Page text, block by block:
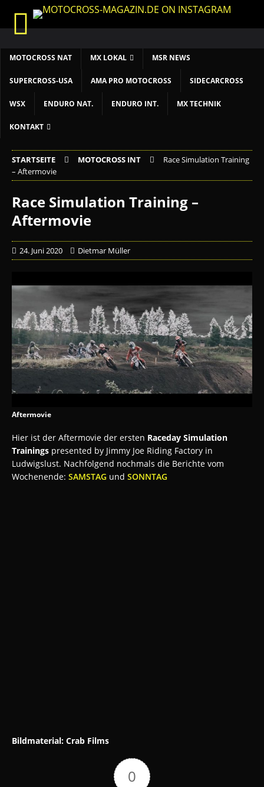
START LIVETIMING MX NEWS MX YOUTH
MX WOMEN
MOTOCROSS NAT MX LOKAL MSR NEWS
SUPERCROSS-USA AMA PRO MOTOCROSS SIDECARCROSS
WSX ENDURO NAT. ENDURO INT. MX TECHNIK
KONTAKT
STARTSEITE MOTOCROSS INT
Race Simulation Training
– Aftermovie
Race Simulation Training –
Aftermovie
24. Juni 2020 Dietmar Müller
Aftermovie
Hier ist der Aftermovie der ersten Raceday Simulation
Trainings presented by Jimmy Joe Riding Factory in
Ludwigslust. Nachfolgend nochmals die Berichte vom
Wochenende: SAMSTAG und SONNTAG
Bildmaterial: Crab Films
0